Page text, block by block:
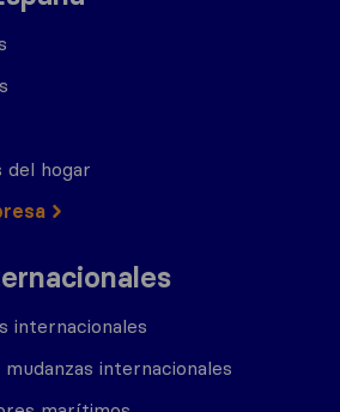
del hogar
internacionales
internacionales